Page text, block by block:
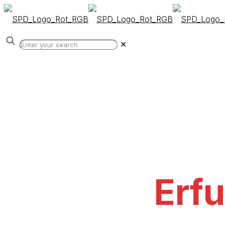
✕